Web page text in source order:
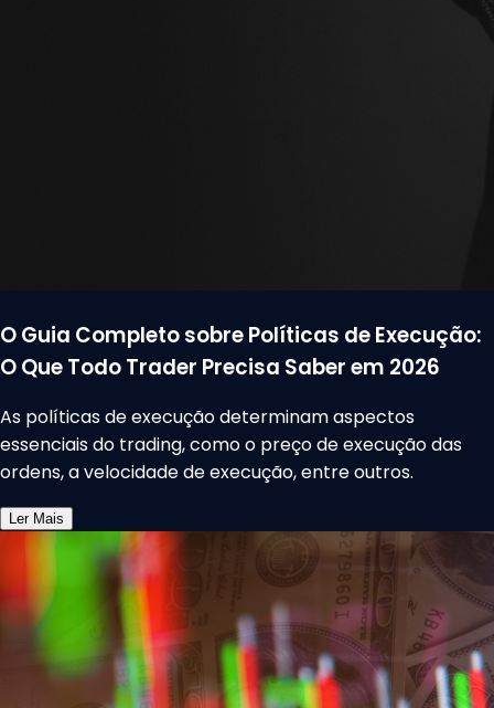
O Guia Completo sobre Políticas de Execução:
O Que Todo Trader Precisa Saber em 2026
As políticas de execução determinam aspectos
essenciais do trading, como o preço de execução das
ordens, a velocidade de execução, entre outros.
Ler Mais